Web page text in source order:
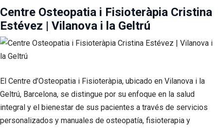
Centre Osteopatia i Fisioteràpia Cristina
Estévez | Vilanova i la Geltrú
El Centre d’Osteopatia i Fisioteràpia, ubicado en Vilanova i la
Geltrú, Barcelona, se distingue por su enfoque en la salud
integral y el bienestar de sus pacientes a través de servicios
personalizados y manuales de osteopatía, fisioterapia y